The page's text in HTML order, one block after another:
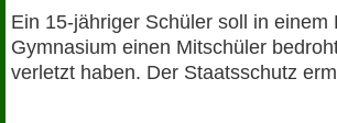
Ein 15-jähriger Schüler soll in einem
Gymnasium einen Mitschüler
verletzt haben. Der Staatsschutz